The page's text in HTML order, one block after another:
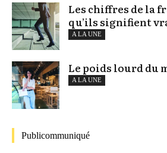
Les chiffres de la
qu’ils signifient
A LA UNE
Le poids lourd du
A LA UNE
Publicommuniqué